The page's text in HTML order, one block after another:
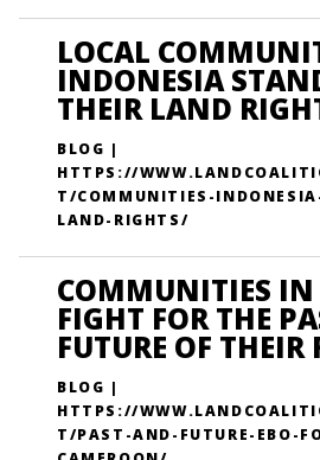
LOCAL
INDONESIA
THEIR LAND
BLOG |
HTTPS://
T/COMMUNITIES-
LAND-RIGHTS/
COMMUNITIES IN
FIGHT FOR THE
FUTURE OF THEIR
BLOG |
HTTPS://
T/PAST-AND-FUTURE-EBO-